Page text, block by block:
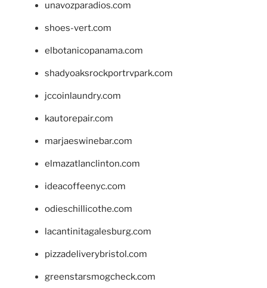
unavozparadios.com
shoes-vert.com
elbotanicopanama.com
shadyoaksrockportrvpark.com
jccoinlaundry.com
kautorepair.com
marjaeswinebar.com
elmazatlanclinton.com
ideacoffeenyc.com
odieschillicothe.com
lacantinitagalesburg.com
pizzadeliverybristol.com
greenstarsmogcheck.com